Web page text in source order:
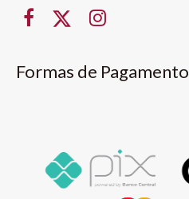
Formas de Pagamento